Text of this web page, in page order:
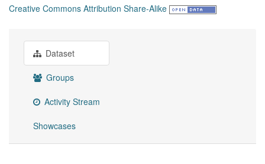
Creative Commons Attribution Share-Alike
Dataset
Groups
Activity Stream
Showcases